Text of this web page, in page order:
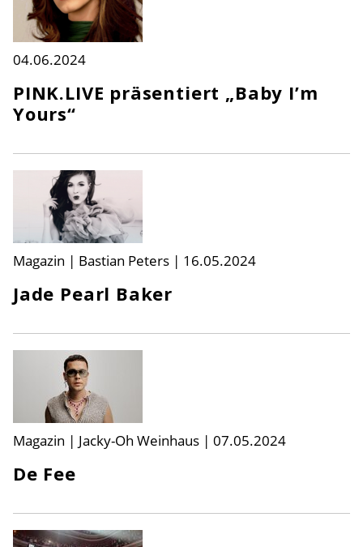
04.06.2024
PINK.LIVE präsentiert „Baby I’m
Yours“
Magazin | Bastian Peters | 16.05.2024
Jade Pearl Baker
Magazin | Jacky-Oh Weinhaus | 07.05.2024
De Fee